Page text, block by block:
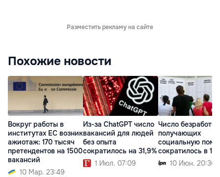
Разместить рекламу на сайте
Похожие новости
Вокруг работы в
институтах ЕС возник
ажиотаж: 170 тысяч
претендентов на 1500
вакансий
10 Мар. 23:49
Из-за ChatGPT число
вакансий для людей
без опыта
сократилось на 31,9%
1 Июл. 07:09
Число
получающих
социальную
сократилось в 10
10 Июн. 20:36